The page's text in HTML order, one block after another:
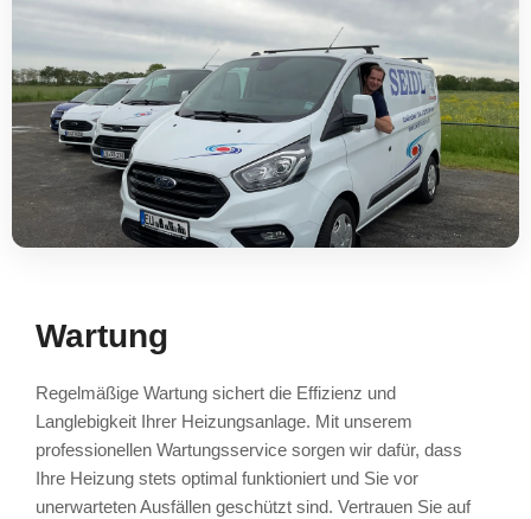
Wartung
Regelmäßige Wartung sichert die Effizienz und
Langlebigkeit Ihrer Heizungsanlage. Mit unserem
professionellen Wartungsservice sorgen wir dafür, dass
Ihre Heizung stets optimal funktioniert und Sie vor
unerwarteten Ausfällen geschützt sind. Vertrauen Sie auf